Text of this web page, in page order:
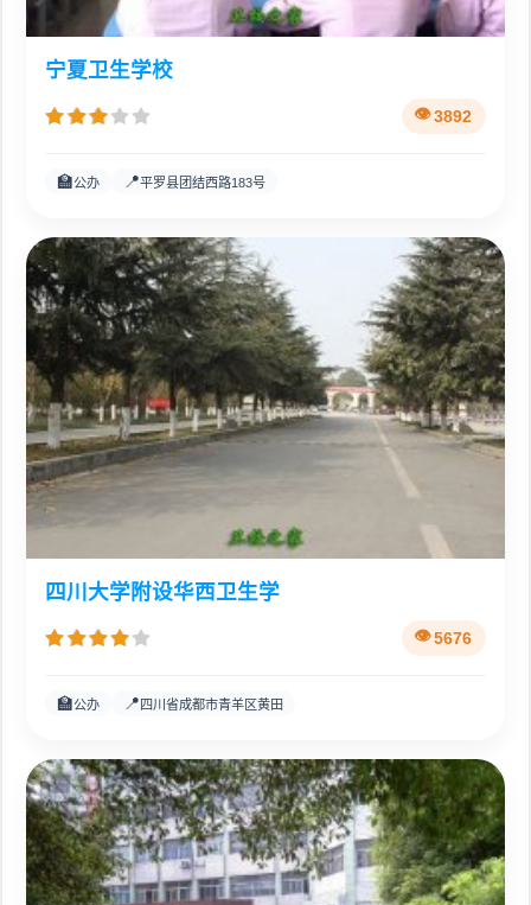
宁夏卫生学校
3892
🏫公办 📍平罗县团结西路183号
四川大学附设华西卫生学
5676
🏫公办 📍四川省成都市青羊区黄田